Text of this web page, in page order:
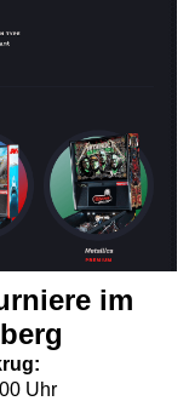
im
Uhr